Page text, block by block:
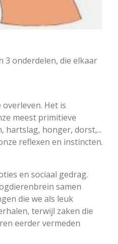
3 onderdelen, die elkaar
Het is
meest primitieve
hartslag, honger, dorst,...
reflexen en instincten.
en sociaal gedrag.
samen
die we als leuk
terwijl zaken die
eerder vermeden